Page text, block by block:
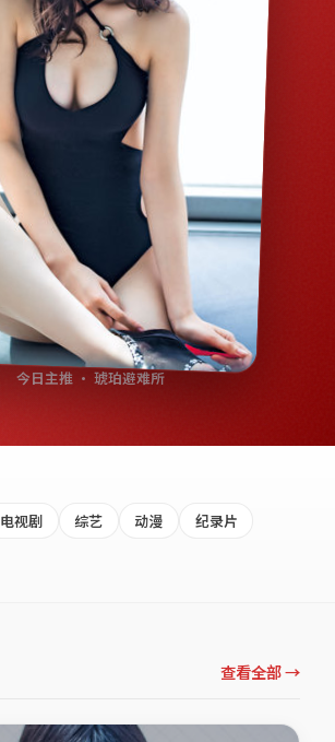
今日主推 · 琥珀避难所
电视剧 综艺 动漫
纪录片
查看全部 →